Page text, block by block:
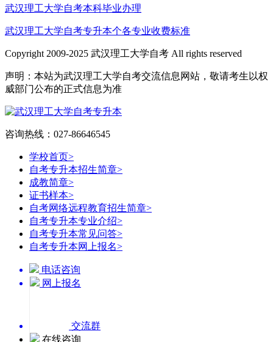
武汉理工大学自考本科毕业办理
武汉理工大学自考专升本个各专业收费标准
Copyright 2009-2025 武汉理工大学自考 All rights reserved
声明：本站为武汉理工大学自考交流信息网站，敬请考生以权
威部门公布的正式信息为准
咨询热线：027-86646545
学校首页>
自考专升本招生简章>
成教简章>
证书样本>
自考网络远程教育招生简章>
自考专升本专业介绍>
自考专升本常见问答>
自考专升本网上报名>
电话咨询
网上报名
交流群
在线咨询